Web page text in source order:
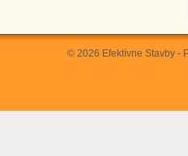
© 2026 Efektívne Stavby -